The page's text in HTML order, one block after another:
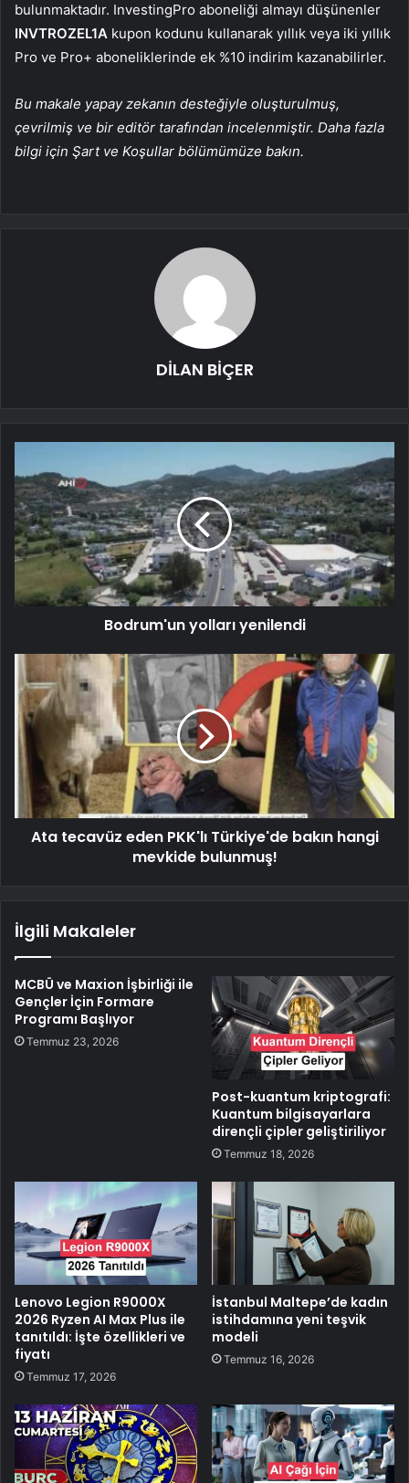
bulunmaktadır. InvestingPro aboneliği almayı düşünenler
INVTROZEL1A kupon kodunu kullanarak yıllık veya iki yıllık
Pro ve Pro+ aboneliklerinde ek %10 indirim kazanabilirler.
Bu makale yapay zekanın desteğiyle oluşturulmuş,
çevrilmiş ve bir editör tarafından incelenmiştir. Daha fazla
bilgi için Şart ve Koşullar bölümümüze bakın.
DİLAN BİÇER
Bodrum'un yolları yenilendi
Ata tecavüz eden PKK'lı Türkiye'de bakın hangi
mevkide bulunmuş!
İlgili Makaleler
MCBÜ ve Maxion İşbirliği ile
Gençler İçin Formare
Programı Başlıyor
Temmuz 23, 2026
Post-kuantum kriptografi:
Kuantum bilgisayarlara
dirençli çipler geliştiriliyor
Temmuz 18, 2026
Lenovo Legion R9000X
2026 Ryzen AI Max Plus ile
tanıtıldı: İşte özellikleri ve
fiyatı
Temmuz 17, 2026
İstanbul Maltepe’de kadın
istihdamına yeni teşvik
modeli
Temmuz 16, 2026